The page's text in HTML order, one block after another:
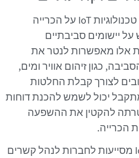
כחלק מהשפעתן של טכנולוגיות IoT על הכרייה
יישומים סביבתיים
אלו מאפשרות לנטר את
כגון זיהום אוויר ומים,
לצורך קבלת החלטות
יכול לשמש להכנת דוחות
להקטין את ההשפעה
הכרייה.
בנוסף, טכנולוגיות IoT מסייעות לחברות לנהל קשרים